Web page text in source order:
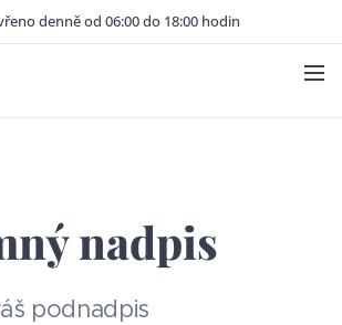
denně od 06:00 do 18:00 hodin
nadpis
podnadpis